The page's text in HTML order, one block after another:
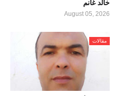
خالد غانم
August 05, 2026
مقالات